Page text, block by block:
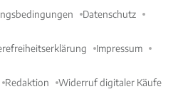
Datenschutz
Impressum
Redaktion Widerruf digitaler Käufe